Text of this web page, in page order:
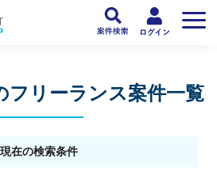
フリーランス案件一覧
現在の検索条件